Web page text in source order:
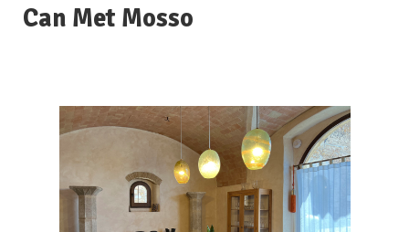
Sant Martí d'Empúries
Can Met Mosso